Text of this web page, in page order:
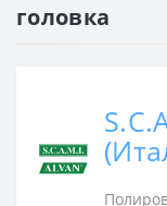
головка